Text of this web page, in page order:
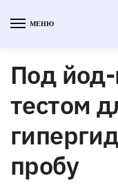
МЕНЮ
Под
тестом
пробу